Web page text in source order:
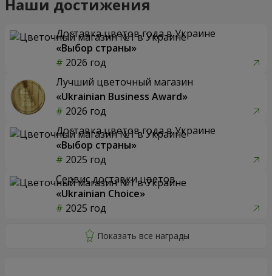
Наши достижения
Доставка цветов года в Украине
«Выбор страны»
2026 год
Лучший цветочный магазин
«Ukrainian Business Award»
2026 год
Доставка цветов года в Украине
«Выбор страны»
2025 год
Сервис доставки цветов
«Ukrainian Choice»
2025 год